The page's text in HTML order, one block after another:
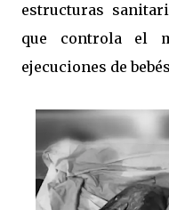
estructuras
que controla el
ejecuciones de